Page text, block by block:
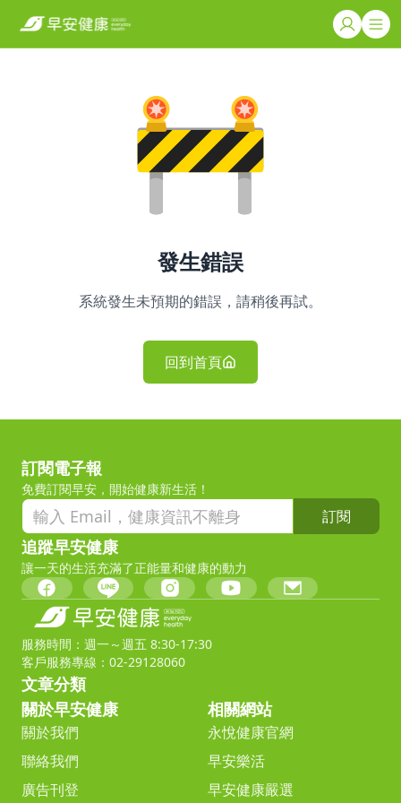
發生錯誤
系統發生未預期的錯誤，請稍後再試。
回到首頁
訂閱電子報
免費訂閱早安，開始健康新生活！
訂閱
追蹤早安健康
讓一天的生活充滿了正能量和健康的動力
服務時間：週一～週五 8:30-17:30
客戶服務專線：02-29128060
文章分類
關於早安健康
關於我們
聯絡我們
廣告刊登
相關網站
永悅健康官網
早安樂活
早安健康嚴選